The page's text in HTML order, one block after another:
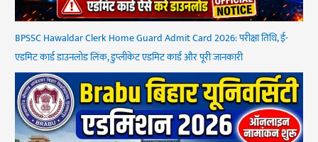
BPSSC Hawaldar Clerk Home Guard Admit Card 2026: परीक्षा तिथि, ई-
एडमिट कार्ड डाउनलोड लिंक, डुप्लीकेट एडमिट कार्ड और पूरी जानकारी